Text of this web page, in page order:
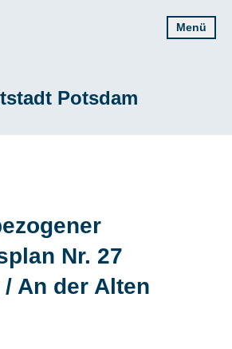
Potsdam
Menü
Nr. 27
An der Alten